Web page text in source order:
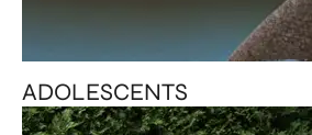
ADOLESCENTS